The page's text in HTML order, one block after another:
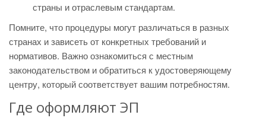
страны и отраслевым стандартам.
Помните, что процедуры могут различаться в разных
странах и зависеть от конкретных требований и
нормативов. Важно ознакомиться с местным
законодательством и обратиться к удостоверяющему
центру, который соответствует вашим потребностям.
Где оформляют ЭП